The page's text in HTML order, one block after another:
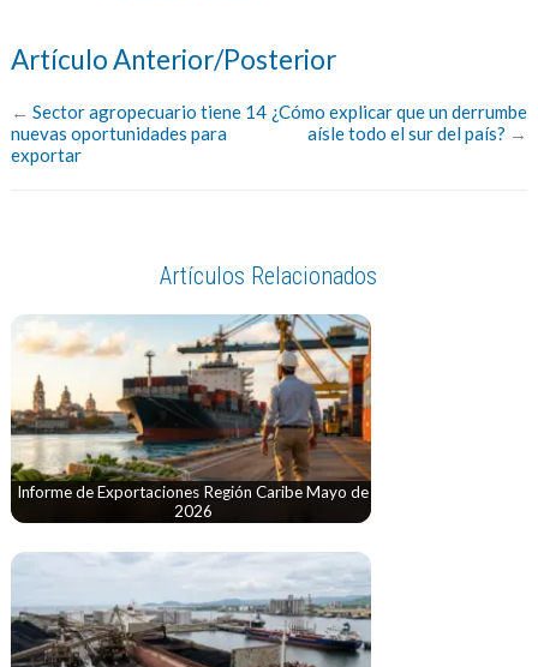
Artículo Anterior/Posterior
← Sector agropecuario tiene 14
nuevas oportunidades para
exportar
¿Cómo explicar que un derrumbe
aísle todo el sur del país? →
Artículos Relacionados
Informe de Exportaciones Región Caribe Mayo de
2026